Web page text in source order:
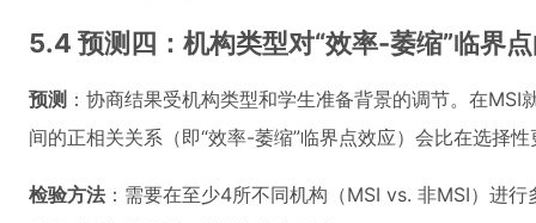
5.4 预测四：机构类型对“效率-萎缩”临界
预测 ：协商结果受机构类型和学生准备背景的调节。在
间的正相关关系（即“效率-萎缩”临界点效应）会比在选择
检验方法 ：需要在至少4所不同机构（MSI vs. 非MSI）进